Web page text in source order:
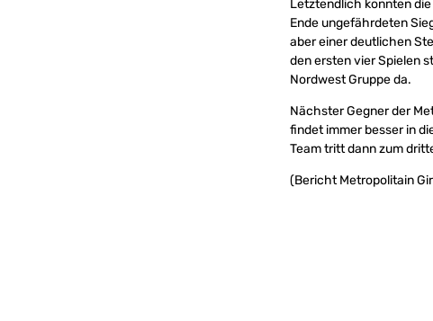
Letztendlich konnten
Ende ungefährdeten
aber einer deutlichen
den ersten vier Spielen
Nordwest Gruppe da.
Nächster Gegner der
findet immer besser in
Team tritt dann zum
(Bericht Metropolitain